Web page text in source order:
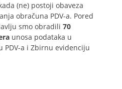
(ne) postoji obaveza
obračuna PDV-a. Pored
smo obradili 70
unosa podataka u
PDV-a i Zbirnu evidenciju